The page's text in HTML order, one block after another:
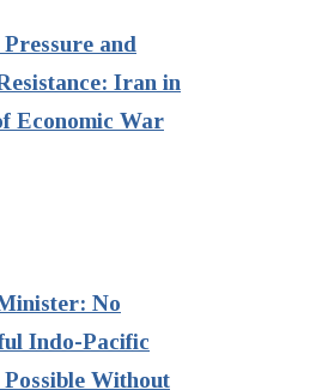
Pressure and
Iran in
Economic War
No
Indo-Pacific
Without